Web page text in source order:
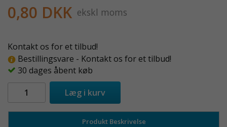
0,80 DKK ekskl moms
Kontakt os for et tilbud!
Bestillingsvare - Kontakt os for et tilbud!
30 dages åbent køb
Læg i kurv
Produkt Beskrivelse